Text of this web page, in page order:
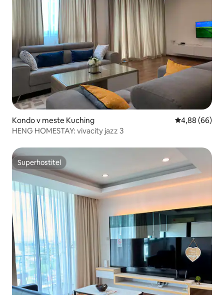
Kondo v meste Kuching Priemerné
4,88 (66)
HENG HOMESTAY: vivacity jazz 3
Superhostiteľ
Superhostiteľ